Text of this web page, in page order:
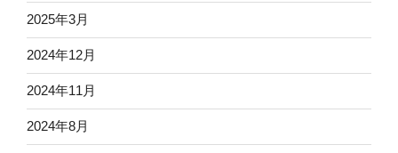
2025年3月
2024年12月
2024年11月
2024年8月